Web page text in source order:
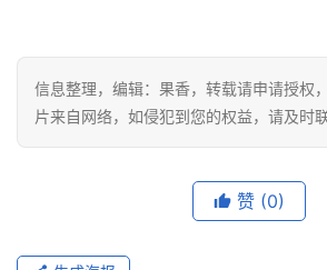
信息整理，编辑：果香，转载请申请授权
片来自网络，如侵犯到您的权益，请及时
赞 (0)